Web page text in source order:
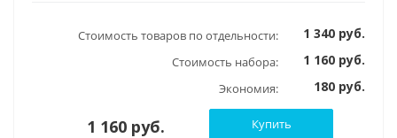
Стоимость товаров по отдельности: 1 340 руб.
Стоимость набора: 1 160 руб.
Экономия: 180 руб.
1 160 руб. Купить